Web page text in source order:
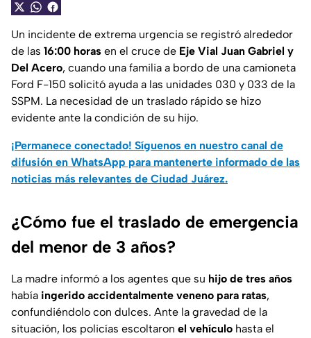
Un incidente de extrema urgencia se registró alrededor
de las 16:00 horas en el cruce de Eje Vial Juan Gabriel y
Del Acero, cuando una familia a bordo de una camioneta
Ford F-150 solicitó ayuda a las unidades 030 y 033 de la
SSPM. La necesidad de un traslado rápido se hizo
evidente ante la condición de su hijo.
¡Permanece conectado! Síguenos en nuestro canal de
difusión en WhatsApp para mantenerte informado de las
noticias más relevantes de Ciudad Juárez.
¿Cómo fue el traslado de emergencia
del menor de 3 años?
La madre informó a los agentes que su hijo de tres años
había ingerido accidentalmente veneno para ratas,
confundiéndolo con dulces. Ante la gravedad de la
situación, los policías escoltaron el vehículo hasta el